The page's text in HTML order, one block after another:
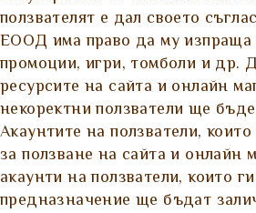
ползвателят е дал своето
ЕООД има право да му изпраща
промоции, игри, томболи и др.
ресурсите на сайта и онлайн
некоректни ползватели ще
Акаунтите на ползватели,
за ползване на сайта и онлайн
акаунти на ползватели, които
предназначение ще бъдат